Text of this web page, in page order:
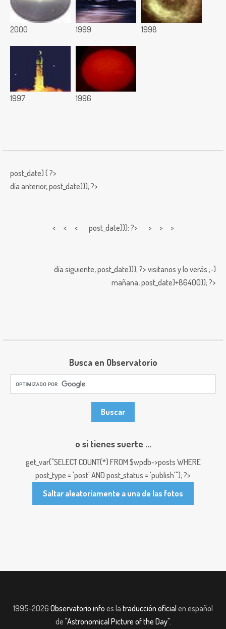
2000 1999 1998
1997 1996
post_date) { ?>
día anterior,post_date))); ?>
< < < post_date))); ?> > > >
día siguiente,post_date))); ?> visitanos y lo verás ;-)
mañana,post_date)+86400)); ?>
Busca en Observatorio
o si tienes suerte ...
get_var("SELECT COUNT(*) FROM $wpdb->posts WHERE
post_type = 'post' AND post_status = 'publish'"); ?>
Saltar aleatoriamente a una de las fotos
1995-2026 Observatorio.info es la traducción oficial en español
de "Astronomical Picture of the Day".